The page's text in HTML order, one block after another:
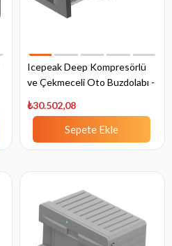
Icepeak Deep Kompresörlü
ve Çekmeceli Oto Buzdolabı -
₺30.502,08
Sepete Ekle